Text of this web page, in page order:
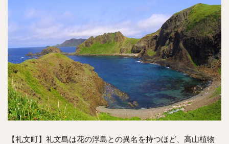
【礼文町】礼文島は花の浮島との異名を持つほど、高山植物